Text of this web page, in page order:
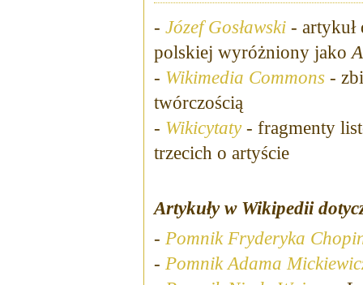
- Józef Gosławski -
polskiej wyróżniony jako
- Wikimedia Commons -
twórczością
- Wikicytaty- fragmenty
trzecich o artyście
Artykuły w Wikipedii
- Pomnik Fryderyka
- Pomnik Adama